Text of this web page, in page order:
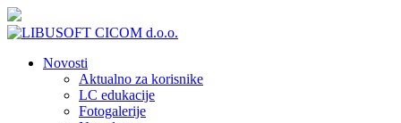
Novosti
Aktualno za korisnike
LC edukacije
Fotogalerije